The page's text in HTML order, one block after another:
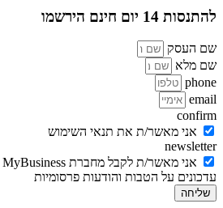
להתנסות 14 יום חינם הירשמו
שם העסק
שם מלא
phone
email
confirm
אני מאשר/ת את תנאי השימוש
newsletter
עדכונים על הטבות והודעות פרסומיות
שליחה